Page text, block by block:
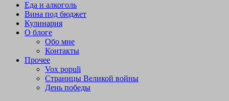
Еда и алкоголь
Вина под бюджет
Кулинария
О блоге
Обо мне
Контакты
Прочее
Vox populi
Страницы Великой войны
День победы